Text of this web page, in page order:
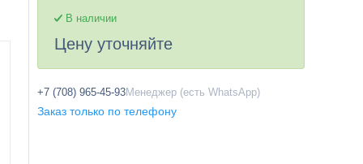
В наличии
Цену уточняйте
+7 (708) 965-45-93Менеджер (есть WhatsApp)
Заказ только по телефону